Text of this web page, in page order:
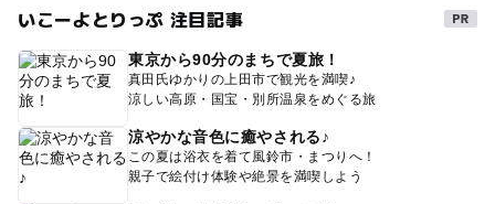
いこーよとりっぷ 注目記事
東京から90分のまちで夏旅！
真田氏ゆかりの上田市で観光を満喫♪
涼しい高原・国宝・別所温泉をめぐる旅
涼やかな音色に癒やされる♪
この夏は浴衣を着て風鈴市・まつりへ！
親子で絵付け体験や絶景を満喫しよう